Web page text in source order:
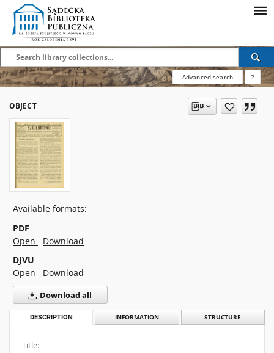
Advanced search ?
OBJECT
Available formats:
PDF
Open
Download
DJVU
Open
Download
Download all
DESCRIPTION INFORMATION STRUCTURE
Title: